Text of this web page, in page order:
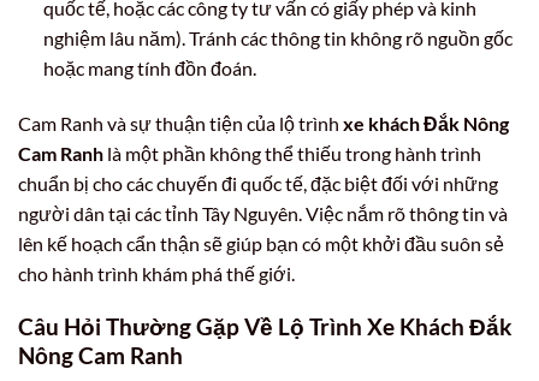
quốc tế, hoặc các công ty tư vấn có giấy phép và kinh
nghiệm lâu năm). Tránh các thông tin không rõ nguồn gốc
hoặc mang tính đồn đoán.
Cam Ranh và sự thuận tiện của lộ trình xe khách Đắk Nông
Cam Ranh là một phần không thể thiếu trong hành trình
chuẩn bị cho các chuyến đi quốc tế, đặc biệt đối với những
người dân tại các tỉnh Tây Nguyên. Việc nắm rõ thông tin và
lên kế hoạch cẩn thận sẽ giúp bạn có một khởi đầu suôn sẻ
cho hành trình khám phá thế giới.
Câu Hỏi Thường Gặp Về Lộ Trình Xe Khách Đắk
Nông Cam Ranh